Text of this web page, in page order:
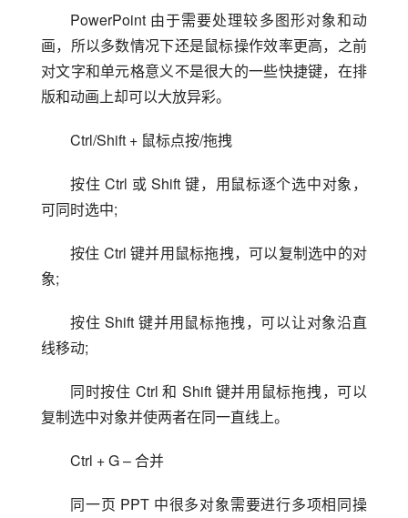
PowerPoint 由于需要处理较多图形对象和动
画，所以多数情况下还是鼠标操作效率更高，之前
对文字和单元格意义不是很大的一些快捷键，在排
版和动画上却可以大放异彩。
Ctrl/Shift + 鼠标点按/拖拽
按住 Ctrl 或 Shift 键，用鼠标逐个选中对象，
可同时选中;
按住 Ctrl 键并用鼠标拖拽，可以复制选中的对
象;
按住 Shift 键并用鼠标拖拽，可以让对象沿直
线移动;
同时按住 Ctrl 和 Shift 键并用鼠标拖拽，可以
复制选中对象并使两者在同一直线上。
Ctrl + G – 合并
同一页 PPT 中很多对象需要进行多项相同操